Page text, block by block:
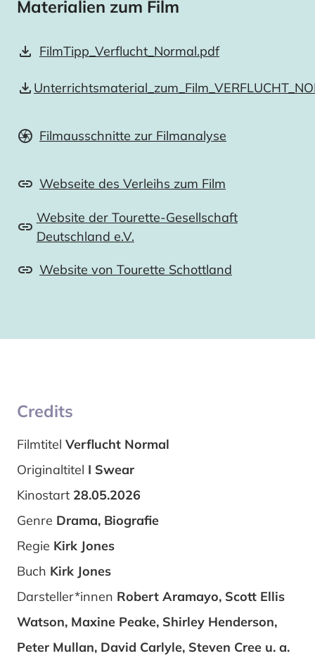
Materialien zum Film
FilmTipp_Verflucht_Normal.pdf
Filmausschnitte zur Filmanalyse
Webseite des Verleihs zum Film
Website der Tourette-Gesellschaft
Deutschland e.V.
Website von Tourette Schottland
Credits
Filmtitel Verflucht Normal
Originaltitel I Swear
Kinostart 28.05.2026
Genre Drama, Biografie
Regie Kirk Jones
Buch Kirk Jones
Darsteller*innen Robert Aramayo, Scott Ellis
Watson, Maxine Peake, Shirley Henderson,
Peter Mullan, David Carlyle, Steven Cree u. a.